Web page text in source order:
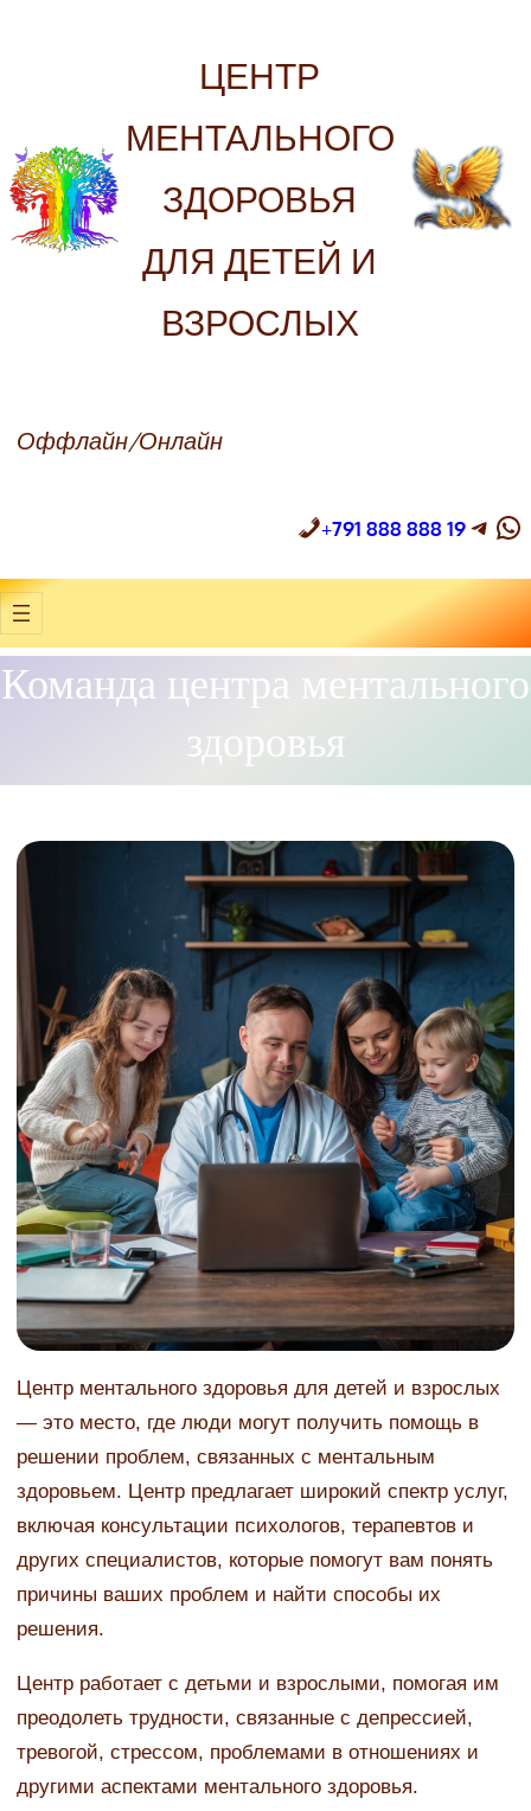
ЦЕНТР
МЕНТАЛЬНОГО
ЗДОРОВЬЯ
ДЛЯ ДЕТЕЙ И
ВЗРОСЛЫХ
Оффлайн/Онлайн
+791 888 888 19Telegram WhatsApp
Команда центра ментального
здоровья
Центр ментального здоровья для детей и взрослых
— это место, где люди могут получить помощь в
решении проблем, связанных с ментальным
здоровьем. Центр предлагает широкий спектр услуг,
включая консультации психологов, терапевтов и
других специалистов, которые помогут вам понять
причины ваших проблем и найти способы их
решения.
Центр работает с детьми и взрослыми, помогая им
преодолеть трудности, связанные с депрессией,
тревогой, стрессом, проблемами в отношениях и
другими аспектами ментального здоровья.